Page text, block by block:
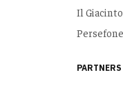
Il
Persefone
PARTNERS